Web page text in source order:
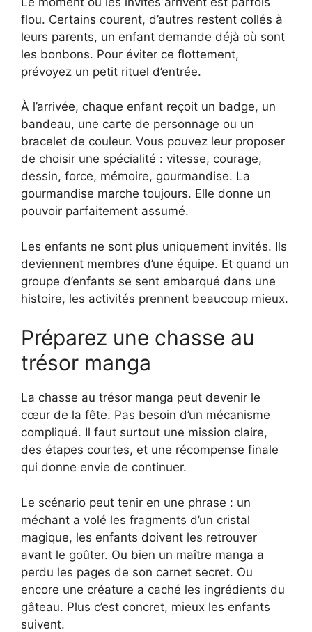
flou. Certains courent, d’autres restent collés à
leurs parents, un enfant demande déjà où sont
les bonbons. Pour éviter ce flottement,
prévoyez un petit rituel d’entrée.
À l’arrivée, chaque enfant reçoit un badge, un
bandeau, une carte de personnage ou un
bracelet de couleur. Vous pouvez leur proposer
de choisir une spécialité : vitesse, courage,
dessin, force, mémoire, gourmandise. La
gourmandise marche toujours. Elle donne un
pouvoir parfaitement assumé.
Les enfants ne sont plus uniquement invités. Ils
deviennent membres d’une équipe. Et quand un
groupe d’enfants se sent embarqué dans une
histoire, les activités prennent beaucoup mieux.
Préparez une chasse au
trésor manga
La chasse au trésor manga peut devenir le
cœur de la fête. Pas besoin d’un mécanisme
compliqué. Il faut surtout une mission claire,
des étapes courtes, et une récompense finale
qui donne envie de continuer.
Le scénario peut tenir en une phrase : un
méchant a volé les fragments d’un cristal
magique, les enfants doivent les retrouver
avant le goûter. Ou bien un maître manga a
perdu les pages de son carnet secret. Ou
encore une créature a caché les ingrédients du
gâteau. Plus c’est concret, mieux les enfants
suivent.